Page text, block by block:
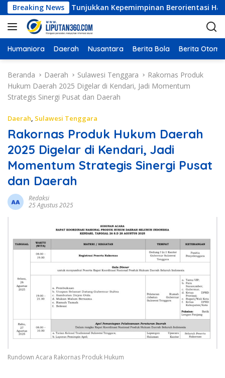
a
g
u
Breaking News
ASR Tunjukkan Kepemimpinan Berorientasi Hasil dan
Humaniora Daerah Nusantara Berita Bola Berita
Beranda Daerah Sulawesi Tenggara
Rakornas Produk
Hukum Daerah 2025 Digelar di Kendari, Jadi Momentum
Strategis Sinergi Pusat dan Daerah
Daerah, Sulawesi Tenggara
Rakornas Produk Hukum Daerah
2025 Digelar di Kendari, Jadi
Momentum Strategis Sinergi Pusat
dan Daerah
Redaksi
25 Agustus 2025
Rundown Acara Rakornas Produk Hukum